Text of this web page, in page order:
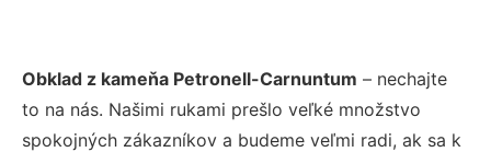
Obklad z kameňa Petronell-Carnuntum – nechajte
to na nás. Našimi rukami prešlo veľké množstvo
spokojných zákazníkov a budeme veľmi radi, ak sa k